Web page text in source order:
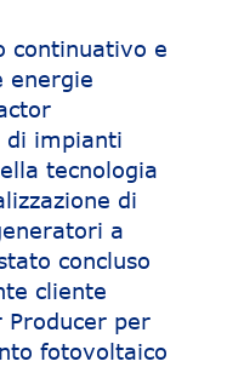
continuativo e
energie
di impianti
tecnologia
di
a
concluso
cliente
Producer per
fotovoltaico